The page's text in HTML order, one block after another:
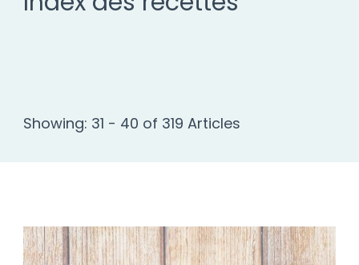
Showing: 31 - 40 of 319 Articles